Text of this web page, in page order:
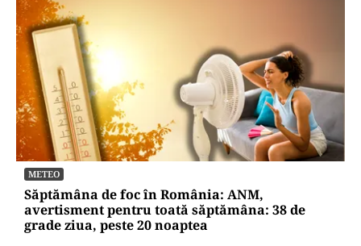
METEO
Săptămâna de foc în România: ANM,
avertisment pentru toată săptămâna: 38 de
grade ziua, peste 20 noaptea